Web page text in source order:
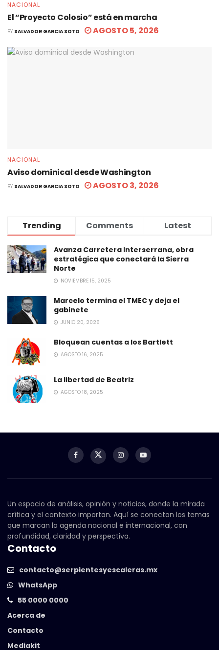
NACIONAL
El “Proyecto Colosio” está en marcha
BY SALVADOR GARCIA SOTO AGOSTO 5, 2026
NACIONAL
Aviso dominical desde Washington
BY SALVADOR GARCIA SOTO AGOSTO 3, 2026
Trending Comments Latest
Avanza Carretera Interserrana, obra
estratégica que conectará la Sierra
Norte
NOVIEMBRE 15, 2025
Marcelo termina el TMEC y deja el
gabinete
JUNIO 20, 2026
Bloquean cuentas a los Bartlett
AGOSTO 16, 2025
La libertad de Beatriz
AGOSTO 18, 2025
Un espacio de análisis, opinión y noticias, donde la mirada
crítica y el contexto importan. Aquí se conectan los temas
que marcan la agenda nacional e internacional, con
profundidad, claridad y perspectiva.
Contacto
contacto@serpientesyescaleras.mx
WhatsApp
55 0000 0000
Acerca de
Contacto
Mediakit